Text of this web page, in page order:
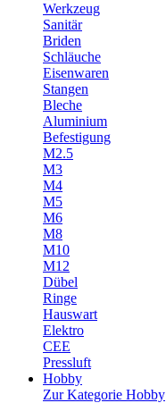
Werkzeug
Sanitär
Briden
Schläuche
Eisenwaren
Stangen
Bleche
Aluminium
Befestigung
M2.5
M3
M4
M5
M6
M8
M10
M12
Dübel
Ringe
Hauswart
Elektro
CEE
Pressluft
Hobby
Zur Kategorie Hobby